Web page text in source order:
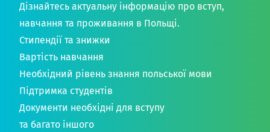
Дізнайтесь актуальну інформацію про вступ,
навчання та проживання в Польщі.
Стипендії та знижки
Вартість навчання
Необхідний рівень знання польської мови
Підтримка студентів
Документи необхідні для вступу
та багато іншого